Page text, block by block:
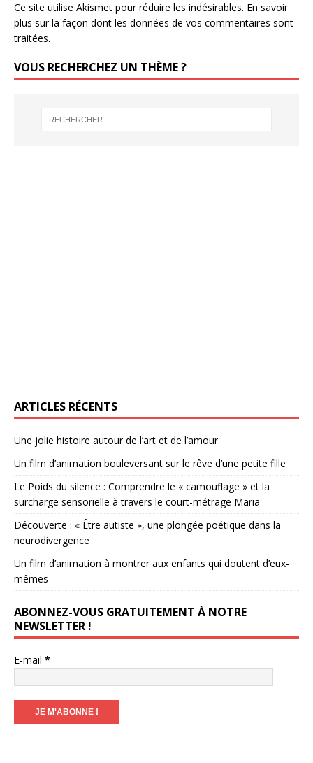
Ce site utilise Akismet pour réduire les indésirables. En savoir
plus sur la façon dont les données de vos commentaires sont
traitées.
VOUS RECHERCHEZ UN THÈME ?
ARTICLES RÉCENTS
Une jolie histoire autour de l’art et de l’amour
Un film d’animation bouleversant sur le rêve d’une petite fille
Le Poids du silence : Comprendre le « camouflage » et la
surcharge sensorielle à travers le court-métrage Maria
Découverte : « Être autiste », une plongée poétique dans la
neurodivergence
Un film d’animation à montrer aux enfants qui doutent d’eux-
mêmes
ABONNEZ-VOUS GRATUITEMENT À NOTRE
NEWSLETTER !
E-mail *